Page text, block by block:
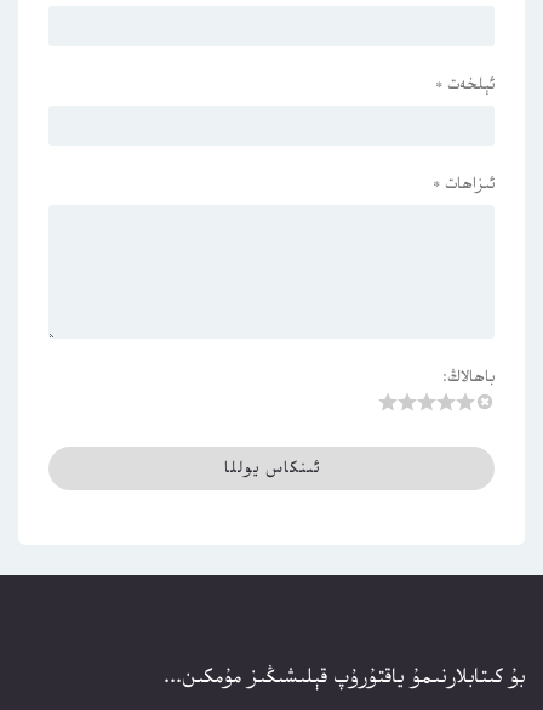
ئېلخەت *
ئىزاھات *
باھالاڭ:
بۇ كىتابلارنىمۇ ياقتۇرۇپ قېلىشىڭىز مۇمكىن...